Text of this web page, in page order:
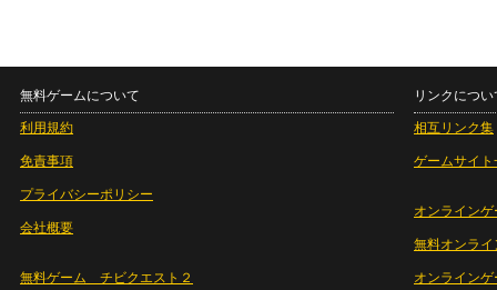
無料ゲームについて
利用規約
免責事項
プライバシーポリシー
会社概要
無料ゲーム チビクエスト２
リンクについ
相互リンク集
ゲームサイト
オンラインゲ
無料オンライ
オンライン